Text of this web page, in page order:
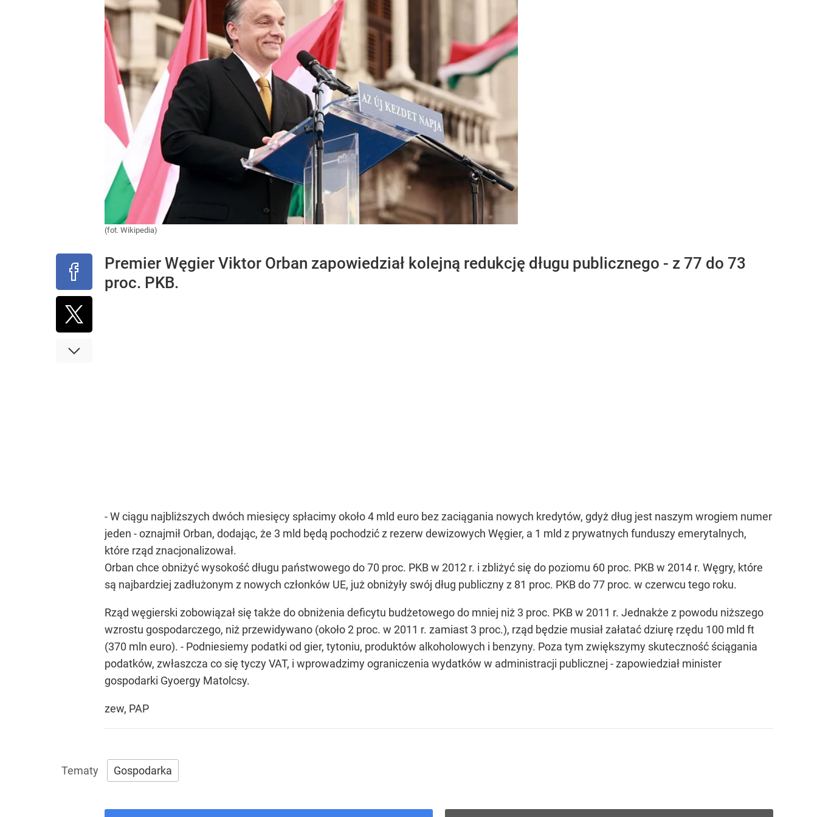
(fot. Wikipedia)
Premier Węgier Viktor Orban zapowiedział kolejną redukcję długu publicznego - z 77 do 73
proc. PKB.
- W ciągu najbliższych dwóch miesięcy spłacimy około 4 mld euro bez zaciągania nowych kredytów, gdyż dług jest naszym wrogiem numer
jeden - oznajmił Orban, dodając, że 3 mld będą pochodzić z rezerw dewizowych Węgier, a 1 mld z prywatnych funduszy emerytalnych,
które rząd znacjonalizował.
Orban chce obniżyć wysokość długu państwowego do 70 proc. PKB w 2012 r. i zbliżyć się do poziomu 60 proc. PKB w 2014 r. Węgry, które
są najbardziej zadłużonym z nowych członków UE, już obniżyły swój dług publiczny z 81 proc. PKB do 77 proc. w czerwcu tego roku.
Rząd węgierski zobowiązał się także do obniżenia deficytu budżetowego do mniej niż 3 proc. PKB w 2011 r. Jednakże z powodu niższego
wzrostu gospodarczego, niż przewidywano (około 2 proc. w 2011 r. zamiast 3 proc.), rząd będzie musiał załatać dziurę rzędu 100 mld ft
(370 mln euro). - Podniesiemy podatki od gier, tytoniu, produktów alkoholowych i benzyny. Poza tym zwiększymy skuteczność ściągania
podatków, zwłaszcza co się tyczy VAT, i wprowadzimy ograniczenia wydatków w administracji publicznej - zapowiedział minister
gospodarki Gyoergy Matolcsy.
zew, PAP
Gospodarka